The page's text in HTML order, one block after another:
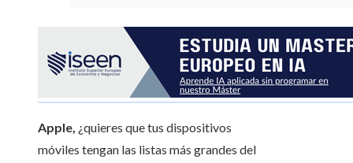
Apple, ¿quieres que tus dispositivos
móviles tengan las listas más grandes del